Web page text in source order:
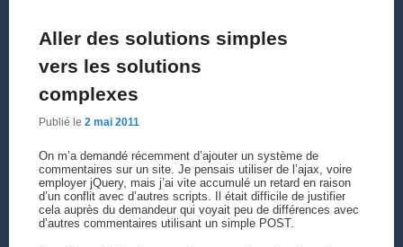
Aller des solutions simples
vers les solutions
complexes
Publié le 2 mai 2011
On m’a demandé récemment d’ajouter un système de
commentaires sur un site. Je pensais utiliser de l’ajax, voire
employer jQuery, mais j’ai vite accumulé un retard en raison
d’un conflit avec d’autres scripts. Il était difficile de justifier
cela auprès du demandeur qui voyait peu de différences avec
d’autres commentaires utilisant un simple POST.